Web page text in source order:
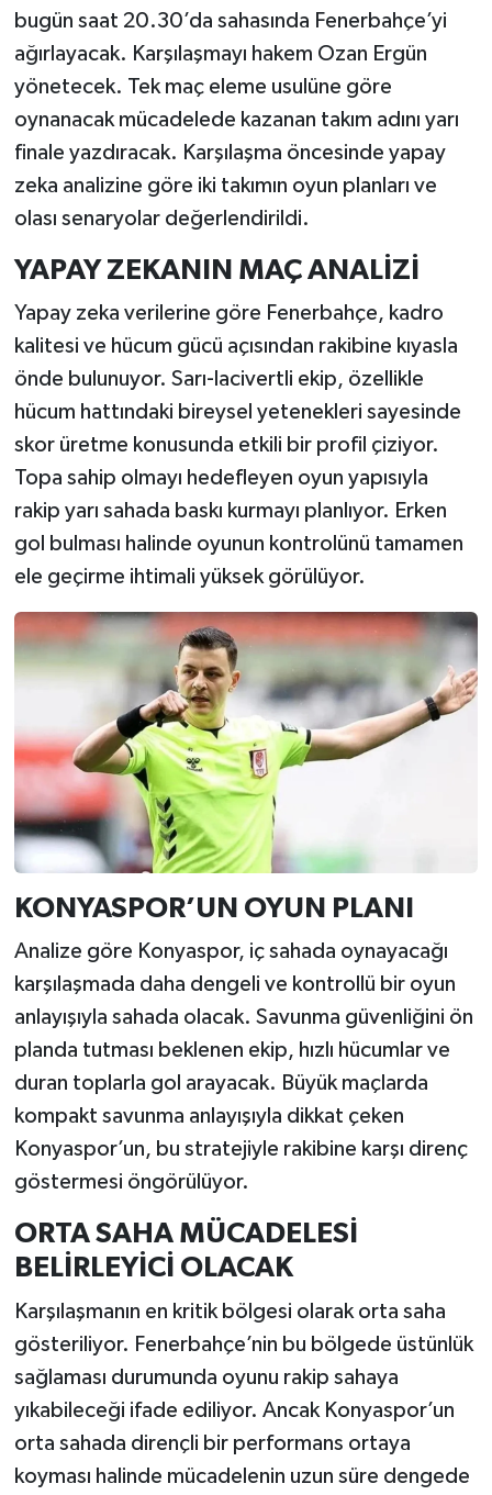
bugün saat 20.30’da sahasında Fenerbahçe’yi
ağırlayacak. Karşılaşmayı hakem Ozan Ergün
yönetecek. Tek maç eleme usulüne göre
oynanacak mücadelede kazanan takım adını yarı
finale yazdıracak. Karşılaşma öncesinde yapay
zeka analizine göre iki takımın oyun planları ve
olası senaryolar değerlendirildi.
YAPAY ZEKANIN MAÇ ANALİZİ
Yapay zeka verilerine göre Fenerbahçe, kadro
kalitesi ve hücum gücü açısından rakibine kıyasla
önde bulunuyor. Sarı-lacivertli ekip, özellikle
hücum hattındaki bireysel yetenekleri sayesinde
skor üretme konusunda etkili bir profil çiziyor.
Topa sahip olmayı hedefleyen oyun yapısıyla
rakip yarı sahada baskı kurmayı planlıyor. Erken
gol bulması halinde oyunun kontrolünü tamamen
ele geçirme ihtimali yüksek görülüyor.
KONYASPOR’UN OYUN PLANI
Analize göre Konyaspor, iç sahada oynayacağı
karşılaşmada daha dengeli ve kontrollü bir oyun
anlayışıyla sahada olacak. Savunma güvenliğini ön
planda tutması beklenen ekip, hızlı hücumlar ve
duran toplarla gol arayacak. Büyük maçlarda
kompakt savunma anlayışıyla dikkat çeken
Konyaspor’un, bu stratejiyle rakibine karşı direnç
göstermesi öngörülüyor.
ORTA SAHA MÜCADELESİ
BELİRLEYİCİ OLACAK
Karşılaşmanın en kritik bölgesi olarak orta saha
gösteriliyor. Fenerbahçe’nin bu bölgede üstünlük
sağlaması durumunda oyunu rakip sahaya
yıkabileceği ifade ediliyor. Ancak Konyaspor’un
orta sahada dirençli bir performans ortaya
koyması halinde mücadelenin uzun süre dengede